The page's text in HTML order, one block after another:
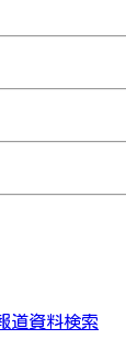
道資料検索